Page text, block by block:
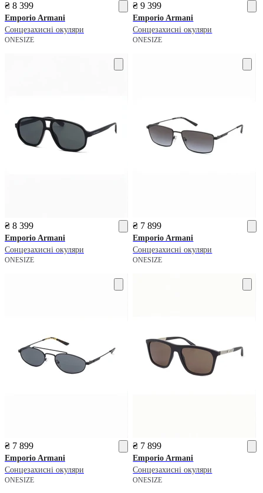
₴ 8 399
Emporio Armani
Сонцезахисні окуляри
ONESIZE
₴ 9 399
Emporio Armani
Сонцезахисні окуляри
ONESIZE
₴ 8 399
Emporio Armani
Сонцезахисні окуляри
ONESIZE
₴ 7 899
Emporio Armani
Сонцезахисні окуляри
ONESIZE
₴ 7 899
Emporio Armani
Сонцезахисні окуляри
ONESIZE
₴ 7 899
Emporio Armani
Сонцезахисні окуляри
ONESIZE